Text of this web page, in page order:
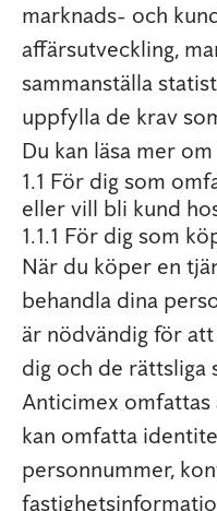
marknads- och
affärsutveckling,
sammanställa
uppfylla de krav
Du kan läsa mer
1.1 För dig som
eller vill bli kund
1.1.1 För dig som
När du köper en
behandla dina
är nödvändig för
dig och de rättsliga
Anticimex omfattas
kan omfatta
personnummer,